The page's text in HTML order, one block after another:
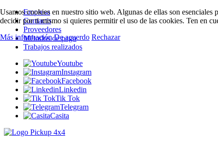
Empresa
Contacto
Proveedores
Métodos de pago
Trabajos realizados
Youtube
Instagram
Facebook
Linkedin
Tik Tok
Telegram
Casita
Usamos cookies en nuestro sitio web. Algunas de ellas son
decidir por ti mismo si quieres permitir el uso de las cookies. Ten en
Más información De acuerdo Rechazar